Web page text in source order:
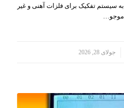
سیستم تفکیک برای فلزات آهنی و غیر
موجو…
جولای 28, 2026